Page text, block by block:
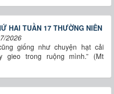
HAI TUẦN 17 THƯỜNG NIÊN
2026
giống như chuyện hạt cải
gieo trong ruộng mình.” (Mt